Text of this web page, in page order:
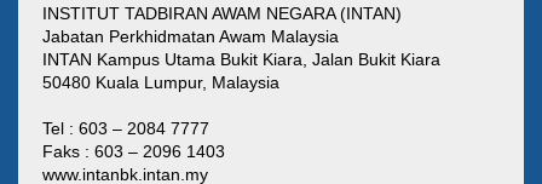
INSTITUT TADBIRAN AWAM NEGARA (INTAN)
Jabatan Perkhidmatan Awam Malaysia
INTAN Kampus Utama Bukit Kiara, Jalan Bukit Kiara
50480 Kuala Lumpur, Malaysia
Tel : 603 – 2084 7777
Faks : 603 – 2096 1403
www.intanbk.intan.my